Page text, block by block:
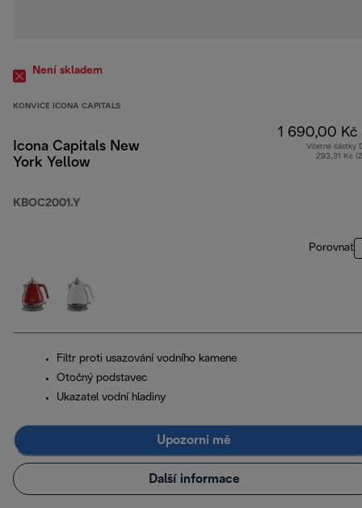
Není skladem
KONVICE ICONA CAPITALS
Icona Capitals New
York Yellow
KBOC2001.Y
1 690,00 Kč
Včetně částky
293,31 Kč
Porovnat
Filtr proti usazování vodního kamene
Otočný podstavec
Ukazatel vodní hladiny
Upozorni mě
Další informace